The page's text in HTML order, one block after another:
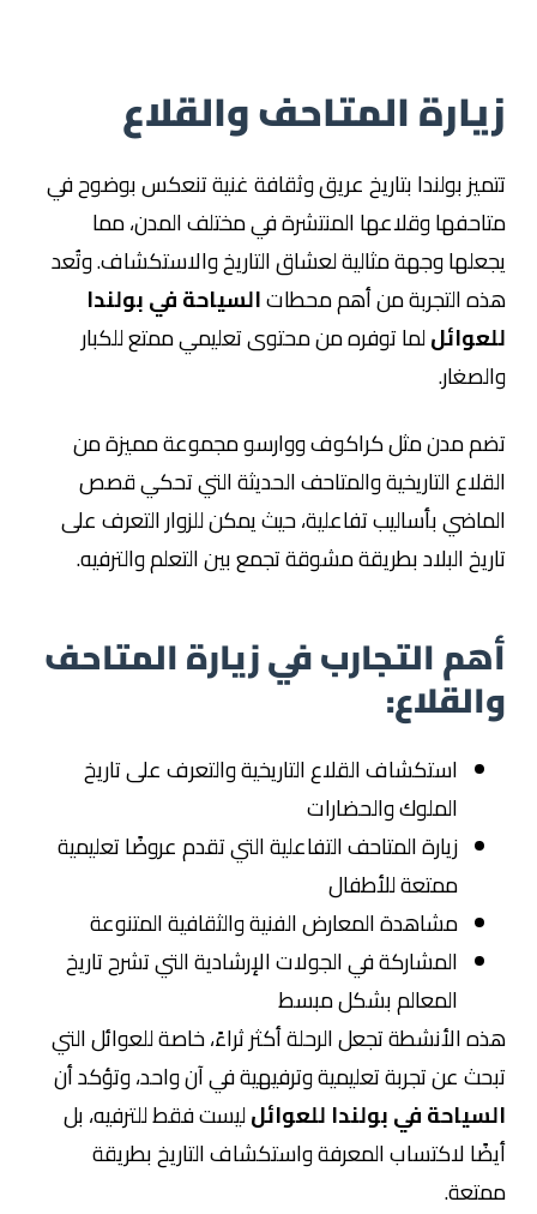
زيارة المتاحف والقلاع
تتميز بولندا بتاريخ عريق وثقافة غنية تنعكس بوضوح في
متاحفها وقلاعها المنتشرة في مختلف المدن، مما
يجعلها وجهة مثالية لعشاق التاريخ والاستكشاف. وتُعد
هذه التجربة من أهم محطاتالسياحة في بولندا
للعوائللما توفره من محتوى تعليمي ممتع للكبار
والصغار.
تضم مدن مثل كراكوف ووارسو مجموعة مميزة من
القلاع التاريخية والمتاحف الحديثة التي تحكي قصص
الماضي بأساليب تفاعلية، حيث يمكن للزوار التعرف على
تاريخ البلاد بطريقة مشوقة تجمع بين التعلم والترفيه.
أهم التجارب في زيارة المتاحف
والقلاع:
استكشاف القلاع التاريخية والتعرف على تاريخ
الملوك والحضارات
زيارة المتاحف التفاعلية التي تقدم عروضًا تعليمية
ممتعة للأطفال
مشاهدة المعارض الفنية والثقافية المتنوعة
المشاركة في الجولات الإرشادية التي تشرح تاريخ
المعالم بشكل مبسط
هذه الأنشطة تجعل الرحلة أكثر ثراءً، خاصة للعوائل التي
تبحث عن تجربة تعليمية وترفيهية في آن واحد، وتؤكد أن
السياحة في بولندا للعوائلليست فقط للترفيه، بل
أيضًا لاكتساب المعرفة واستكشاف التاريخ بطريقة
ممتعة.